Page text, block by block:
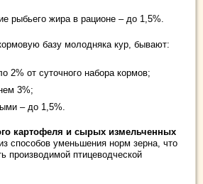
рыбьего жира в рационе – до 1,5%.
базу молодняка кур, бывают:
2% от суточного набора кормов;
3%;
– до 1,5%.
картофеля и сырых измельченных
способов уменьшения норм зерна, что
производимой птицеводческой